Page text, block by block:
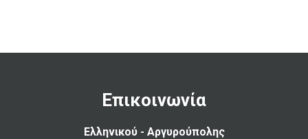
Επικοινωνία
Ελληνικού - Αργυρούπολης